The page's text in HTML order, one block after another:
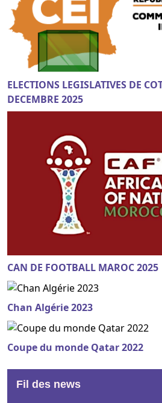
ELECTIONS LEGISLATIVES DE
DECEMBRE 2025
CAN DE FOOTBALL MAROC 2025
Chan Algérie 2023
Coupe du monde Qatar 2022
Fil des news